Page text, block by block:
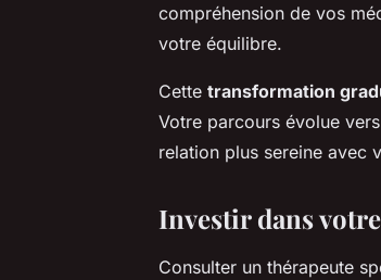
compréhension de vos
votre équilibre.
Cette transformation
Votre parcours évolue
relation plus sereine avec
Investir dans
Consulter un thérapeute